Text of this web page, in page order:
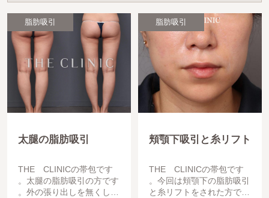
脂肪吸引
太腿の脂肪吸引
THE CLINICの帯包です
。太腿の脂肪吸引の方です
。外の張り出しを無くして
脂肪吸引
頬顎下吸引と糸リフト
THE CLINICの帯包です
。今回は頬顎下の脂肪吸引
と糸リフトをされた方です